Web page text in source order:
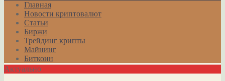
Главная
Новости криптовалют
Статьи
Биржи
Трейдинг крипты
Майнинг
Биткоин
Актуально